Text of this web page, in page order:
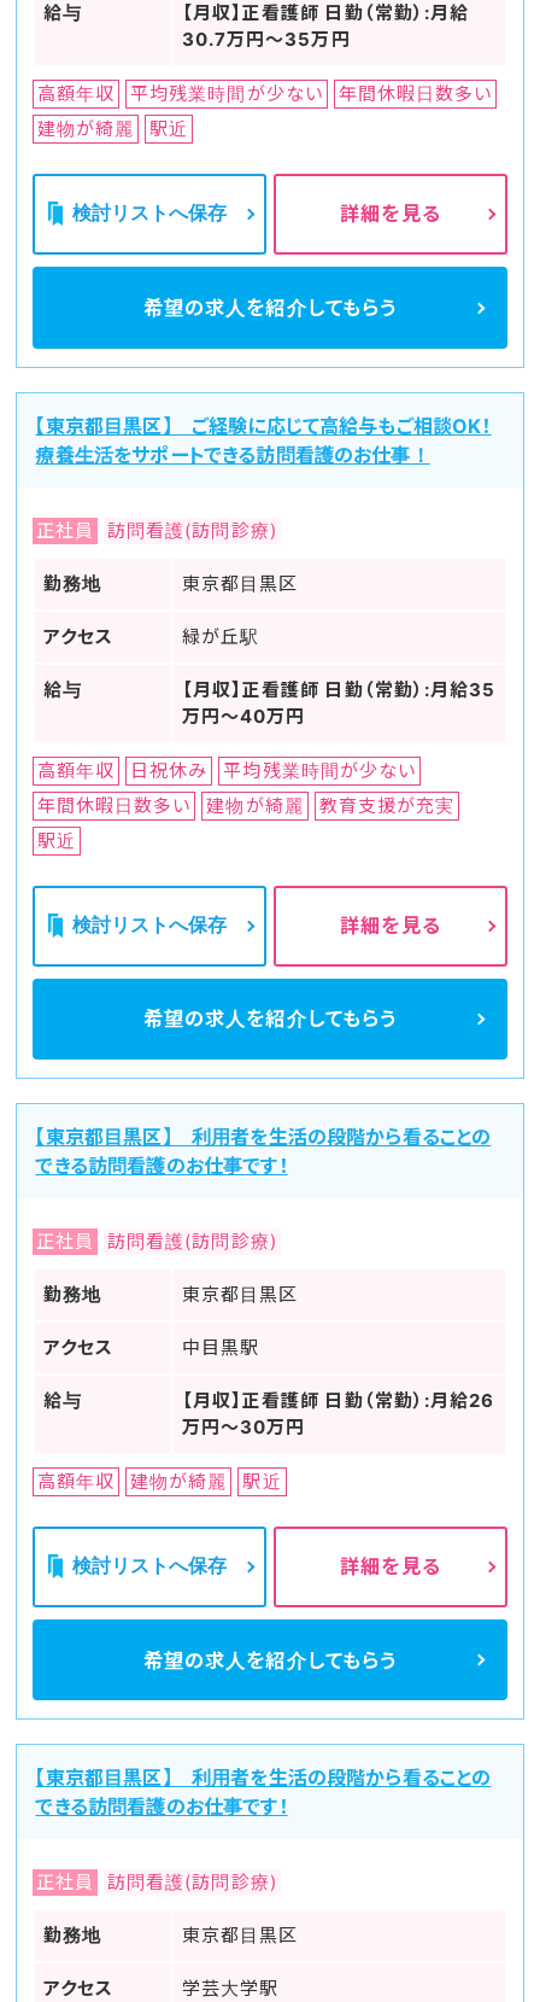
給与
【月収】正看護師 日勤（常勤）:月給
30.7万円～35万円
高額年収 平均残業時間が少ない
年間休暇日数多い
建物が綺麗
駅近
検討リストへ保存 詳細を見る
希望の求人を紹介してもらう
【東京都目黒区】 ご経験に応じて高給与もご相談OK！
療養生活をサポートできる訪問看護のお仕事！
正社員 訪問看護(訪問診療)
勤務地 東京都目黒区
アクセス 緑が丘駅
給与
【月収】正看護師 日勤（常勤）:月給35
万円～40万円
高額年収 日祝休み
平均残業時間が少ない
年間休暇日数多い
建物が綺麗
教育支援が充実
駅近
検討リストへ保存 詳細を見る
希望の求人を紹介してもらう
【東京都目黒区】 利用者を生活の段階から看ることの
できる訪問看護のお仕事です！
正社員 訪問看護(訪問診療)
勤務地 東京都目黒区
アクセス 中目黒駅
給与
【月収】正看護師 日勤（常勤）:月給26
万円～30万円
高額年収 建物が綺麗 駅近
検討リストへ保存 詳細を見る
希望の求人を紹介してもらう
【東京都目黒区】 利用者を生活の段階から看ることの
できる訪問看護のお仕事です！
正社員 訪問看護(訪問診療)
勤務地 東京都目黒区
アクセス 学芸大学駅